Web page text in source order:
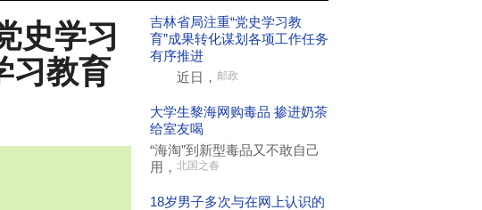
史学习
习教育
吉林省局注重“党史学习教
育”成果转化谋划各项工作任务
有序推进
近日， 邮政
大学生黎海网购毒品 掺进奶茶
给室友喝
“海淘”到新型毒品又不敢自己
用， 北国之春
18岁男子多次与在网上认识的